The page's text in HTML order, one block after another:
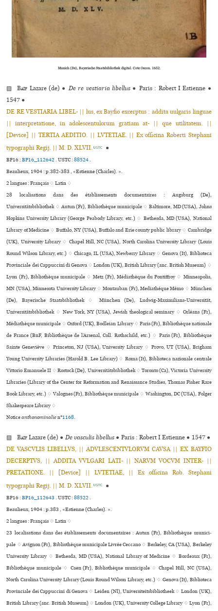
Munich (De), Bayerische Staatsbibliothek digital. Cote Oecon. 1652.
▨Baïf Lazare (de) ● De re vestiaria libellus ● Paris : Robert I Estienne ●
1547 ●
DE RE VESTIARIA LIBEL- || lus, ex Bayfio excerptus : addita uulgaris linguae
|| interpretatione, in adolescentulorum gratiam at- || que utilitatem. ||
[Device] || TERTIA AEDITIO. || LVTETIAE. || Ex officina Roberti Stephani
typographi Regij. || M. D. XLVII. USTC ●
BP16 :BP16_112642.USTC :88524.
Beaulieux, 1904 : p.382-383 , «Estienne (Charles). ».
2 langues :Français ♢Latin ♢
28 localisations dans des établissements documentaires : Augsburg (De),
Universitätsbibliothek ♢ Autun (Fr), Bibliothèque muni­ci­pale ♢ Baltimore, MD (USA), Johns
Hopkins University Library (George Peabody Library, etc.) ♢ Bethesda, MD (USA), National
Library of Medicine ♢ Buffalo, NY (USA), Buffalo and Erie county public library ♢ Cambridge
(UK), University Library ♢ Chapel Hill, NC (USA), North Carolina University Library (Louis
Round Wilson Library, etc.) ♢ Chicago, IL (USA), Newberry Library ♢ Genova (It), Biblioteca
Provinciale dei Cappuccini di Genova ♢ London (UK), British Library (anc. British Museum) ♢
Lyon (Fr), Bibliothèque muni­ci­pale ♢ Metz (Fr), Médiathèque du Pontiffroy ♢ Minneapolis,
MN (USA), Minnesota University Library ♢ Montauban (Fr), Mediathéque Mémo ♢ München
(De), Bayerische Staatsbibliothek ♢ München (De), Ludwig-Maximilians-Universität,
Universitätsbibliothek ♢ New York, NY (USA), Jewish theological seminary ♢ Orléans (Fr),
Médiathèque muni­ci­pale ♢ Oxford (UK), Bodleian Library ♢ Paris (Fr), Bibliothèque nationale
de France (BnF, Bibliothèque de l’Arsenal, Coll. Rothschild, etc.) ♢ Paris (Fr), Bibliothèque
Sainte Geneviève ♢ Princeton, NJ (USA), University Library ♢ Provo, UT (USA), Brigham
Young University Libraries (Harold B. Lee Library) ♢ Roma (It), Biblioteca nazio­nale cen­trale
Vittorio Emanuele II ♢ Rostock (De), Universitätsbibliothek ♢ Toronto (Ca), Victoria University
Libraries (Library of the Center for Reformation and Renaissance Studies, Thomas Fisher Rare
Book Library, etc.) ♢ Valognes (Fr), Bibliothèque muni­ci­pale ♢ Washington, DC (USA), Folger
Shakespeare Library ♢
Noticeanthonominalien°1168.
▨Baïf Lazare (de) ● De vasculis libellus ● Paris : Robert I Estienne ● 1547 ●
DE VASCVLIS LIBELLVS, || ADVLESCENTVLORVM CAVSA || EX BAYFIO
DECERPTVS, || ADDITA VVLGARI LATI- || NARVM VOCVM INTER- ||
PRETATIONE. || [Device] || LVTETIAE, || Ex officina Rob. Stephani
typographi Regij. || M. D. XLVII. USTC ●
BP16 :BP16_112643 .USTC :88522.
Beaulieux, 1904 : p.383 , «Estienne (Charles). ».
2 langues :Français ♢Latin ♢
23 localisations dans des établissements documentaires : Autun (Fr), Bibliothèque muni­ci­
pale ♢ Avignon (Fr), Bibliothèque muni­ci­pale Livrée Ceccano ♢ Berkeley, CA (USA), Berkeley
University Library ♢ Bethesda, MD (USA), National Library of Medicine ♢ Bordeaux (Fr),
Bibliothèque muni­ci­pale ♢ Caen (Fr), Bibliothèque muni­ci­pale ♢ Chapel Hill, NC (USA),
North Carolina University Library (Louis Round Wilson Library, etc.) ♢ Genova (It), Biblioteca
Provinciale dei Cappuccini di Genova ♢ Leiden (Nl), Universiteitsbibliotheek ♢ London (UK),
British Library (anc. British Museum) ♢ London (UK), University College Library ♢ Lyon (Fr),